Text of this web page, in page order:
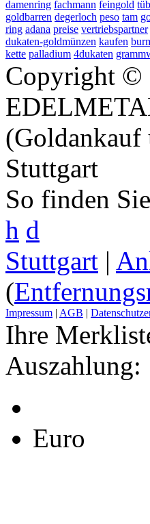
damenring fachmann feingold
goldbarren degerloch peso tam
ring adana preise vertriebspartner
dukaten-goldmünzen kaufen
kette palladium 4dukaten
Copyright ©
Stuttgart
So finden
h d
Stuttgart |
(
Impressum | AGB |
Ihre
Auszahlung:
Euro